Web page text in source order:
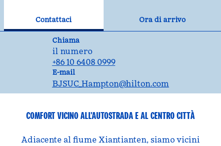
Contattaci
Ora di arrivo
Chiama
Chiama
il numero
+86 10 6408 0999
E-mail
Email
BJSUC_Hampton@hilton.com
COMFORT VICINO ALL'AUTOSTRADA E AL CENTRO CITTÀ
Adiacente al fiume Xiantianten, siamo vicini